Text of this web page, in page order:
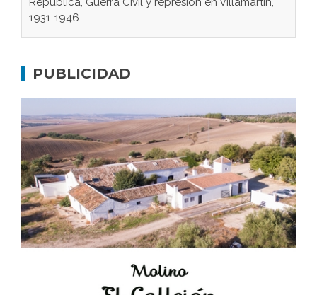
1931-1946
concentración nazis
Bornos
El Frente Popular. Ubrique, febrero-julio 1936
Juntar las letras. La alfabetización en el campo: del
afán de saber a la autogestión
Historia y vivencias del poblado de Los Hurones
PUBLICIDAD